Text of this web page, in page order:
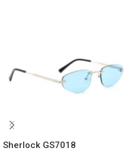
Sherlock GS7018